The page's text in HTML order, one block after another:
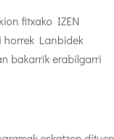
fitxako IZEN
horrek Lanbidek
bakarrik erabilgarri